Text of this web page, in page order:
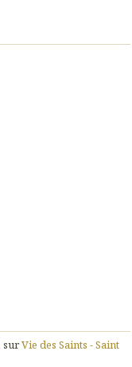
surVie des Saints - Saint